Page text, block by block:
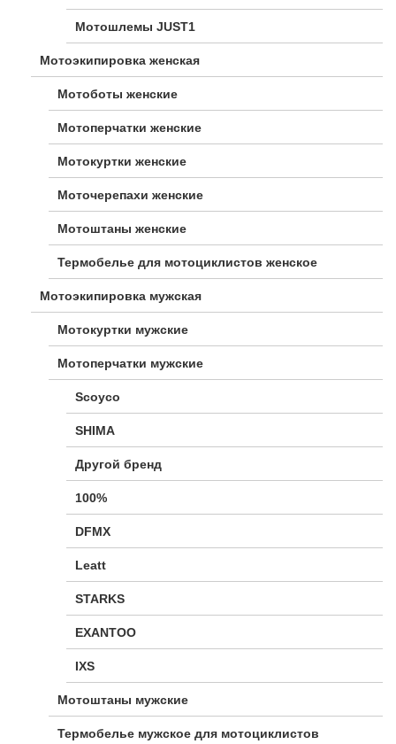
Мотошлемы JUST1
Мотоэкипировка женская
Мотоботы женские
Мотоперчатки женские
Мотокуртки женские
Моточерепахи женские
Мотоштаны женские
Термобелье для мотоциклистов женское
Мотоэкипировка мужская
Мотокуртки мужские
Мотоперчатки мужские
Scoyco
SHIMA
Другой бренд
100%
DFMX
Leatt
STARKS
EXANTOO
IXS
Мотоштаны мужские
Термобелье мужское для мотоциклистов